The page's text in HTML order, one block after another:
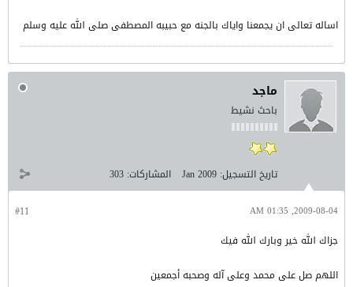
اساله تعالى ان يجمعنا واياك بالجنه مع حبيبه المصطفى صلى الله عليه وسلم
ماجد
باحث نشيط
تاريخ التسجيل: Jan 2009 المشاركات: 303
#11 2009-08-04, 01:35 AM
جزاك الله خير وبارك الله فيك
اللهم صل على محمد وعلى آله وصحبه أجمعين